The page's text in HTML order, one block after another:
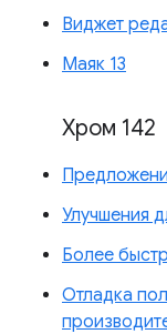
Виджет
Маяк 13
Хром 142
Улучшения
Более
Отладка